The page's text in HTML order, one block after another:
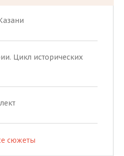
Цикл исторических
сюжеты